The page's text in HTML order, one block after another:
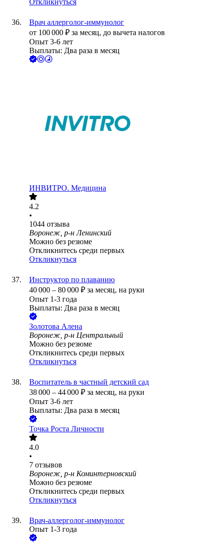
Откликнуться
Врач аллерголог-иммунолог
от 100 000 ₽ за месяц, до вычета налогов
Опыт 3-6 лет
Выплаты: Два раза в месяц
ИНВИТРО. Медицина
4.2
•
1044 отзыва
Воронеж, р-н Ленинский
Можно без резюме
Откликнитесь среди первых
Откликнуться
Инструктор по плаванию
40 000 – 80 000 ₽ за месяц, на руки
Опыт 1-3 года
Выплаты: Два раза в месяц
Золотова Алена
Воронеж, р-н Центральный
Можно без резюме
Откликнитесь среди первых
Откликнуться
Воспитатель в частный детский сад
38 000 – 44 000 ₽ за месяц, на руки
Опыт 3-6 лет
Выплаты: Два раза в месяц
Точка Роста Личности
4.0
•
7 отзывов
Воронеж, р-н Коминтерновский
Можно без резюме
Откликнитесь среди первых
Откликнуться
Врач-аллерголог-иммунолог
Опыт 1-3 года